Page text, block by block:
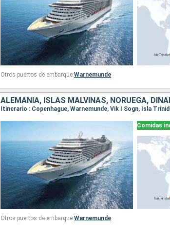
Otros puertos de embarque:Warnemunde
ALEMANIA, ISLAS MALVINAS, NORUEGA,
Itinerario : Copenhague, Warnemunde, Vik I Sogn, Isla
Comidas
Otros puertos de embarque:Warnemunde